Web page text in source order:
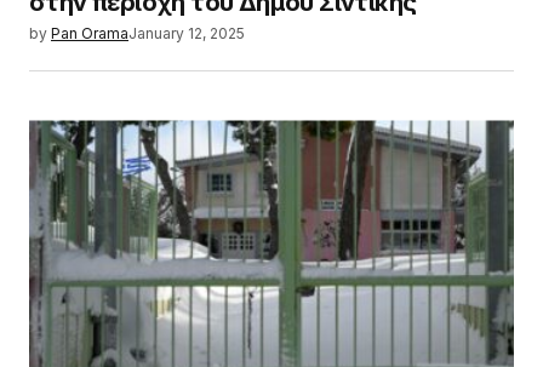
by Pan OramaJanuary 12, 2025